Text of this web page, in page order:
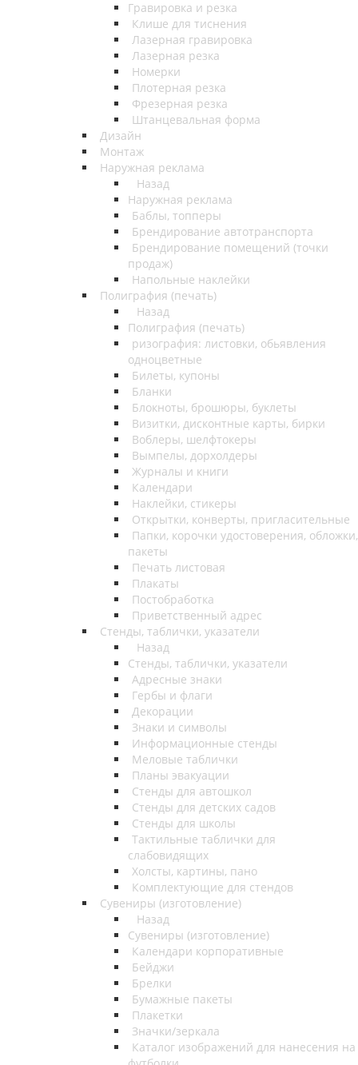
Гравировка и резка
Клише для тиснения
Лазерная гравировка
Лазерная резка
Номерки
Плотерная резка
Фрезерная резка
Штанцевальная форма
Дизайн
Монтаж
Наружная реклама
Назад
Наружная реклама
Баблы, топперы
Брендирование автотранспорта
Брендирование помещений (точки
продаж)
Напольные наклейки
Полиграфия (печать)
Назад
Полиграфия (печать)
ризография: листовки, обьявления
одноцветные
Билеты, купоны
Бланки
Блокноты, брошюры, буклеты
Визитки, дисконтные карты, бирки
Воблеры, шелфтокеры
Вымпелы, дорхолдеры
Журналы и книги
Календари
Наклейки, стикеры
Открытки, конверты, пригласительные
Папки, корочки удостоверения, обложки,
пакеты
Печать листовая
Плакаты
Постобработка
Приветственный адрес
Стенды, таблички, указатели
Назад
Стенды, таблички, указатели
Адресные знаки
Гербы и флаги
Декорации
Знаки и символы
Информационные стенды
Меловые таблички
Планы эвакуации
Стенды для автошкол
Стенды для детских садов
Стенды для школы
Тактильные таблички для
слабовидящих
Холсты, картины, пано
Комплектующие для стендов
Сувениры (изготовление)
Назад
Сувениры (изготовление)
Календари корпоративные
Бейджи
Брелки
Бумажные пакеты
Плакетки
Значки/зеркала
Каталог изображений для нанесения на